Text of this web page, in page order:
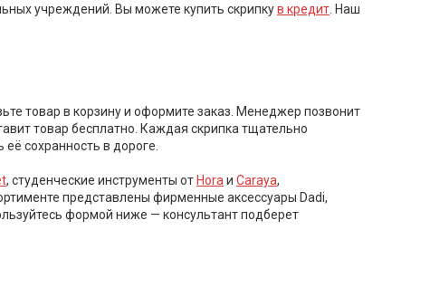
учреждений. Вы можете купить скрипкув кредит . Наш
товар в корзину и оформите заказ. Менеджер позвонит
товар бесплатно. Каждая скрипка тщательно
сохранность в дороге.
, студенческие инструменты от Hora и Caraya,
представлены фирменные аксессуары Dadi,
формой ниже — консультант подберет